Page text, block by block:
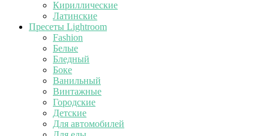
Кириллические
Латинские
Пресеты Lightroom
Fashion
Белые
Бледный
Боке
Ванильный
Винтажные
Городские
Детские
Для автомобилей